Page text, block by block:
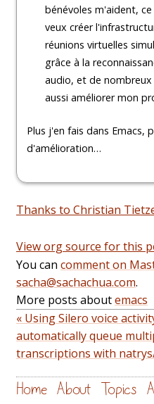
bénévoles m'aident,
veux créer
réunions virtuelles
grâce à la
audio, et de nombreux
aussi améliorer mon
Plus j'en fais dans Emacs,
d'amélioration…
Thanks to Christian
View org source for this
You can comment on
sacha@sachachua.com.
More posts aboutemacs
« Using Silero voice
automatically queue
transcriptions with
Home About Topics